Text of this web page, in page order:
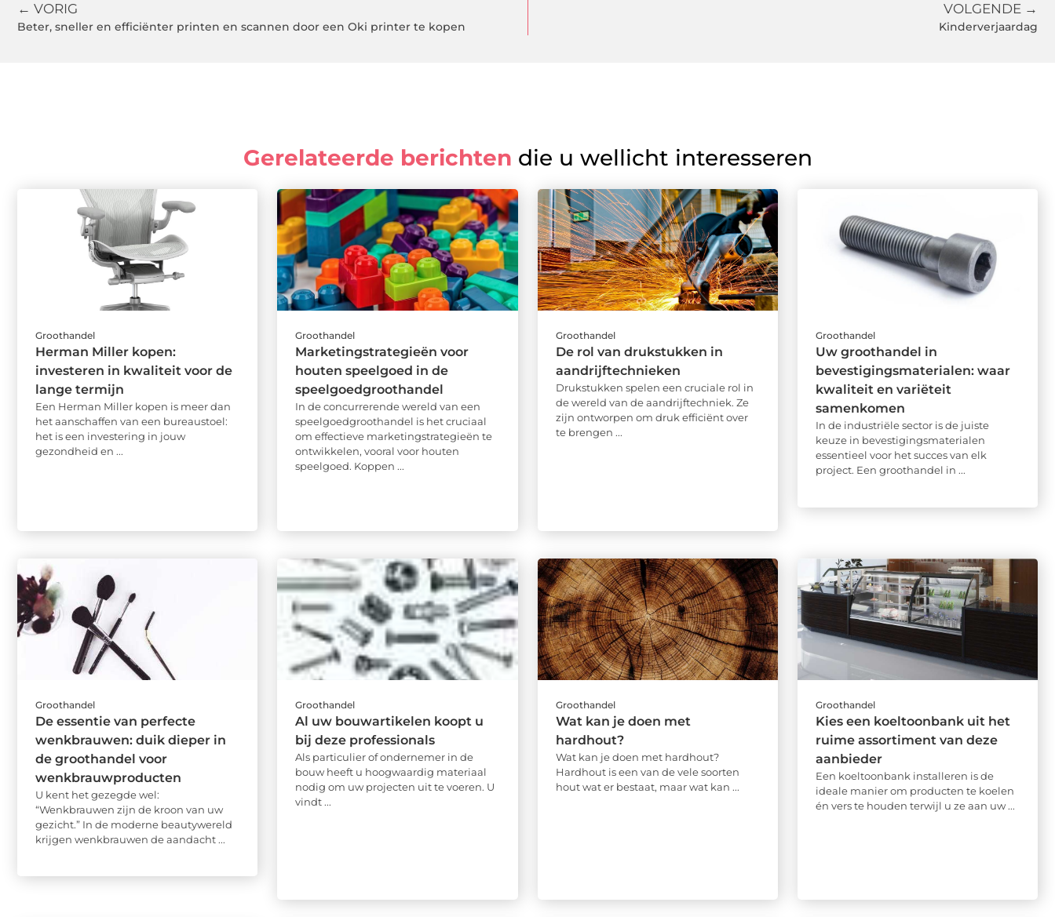
← VORIG
Beter, sneller en efficiënter printen en scannen door een Oki printer te kopen
VOLGENDE →
Kinderverjaardag
Gerelateerde berichten die u wellicht interesseren
Groothandel
Herman Miller kopen:
investeren in kwaliteit voor de
lange termijn
Een Herman Miller kopen is meer dan
het aanschaffen van een bureaustoel:
het is een investering in jouw
gezondheid en ...
Groothandel
Marketingstrategieën voor
houten speelgoed in de
speelgoedgroothandel
In de concurrerende wereld van een
speelgoedgroothandel is het cruciaal
om effectieve marketingstrategieën te
ontwikkelen, vooral voor houten
speelgoed. Koppen ...
Groothandel
De rol van drukstukken in
aandrijftechnieken
Drukstukken spelen een cruciale rol in
de wereld van de aandrijftechniek. Ze
zijn ontworpen om druk efficiënt over
te brengen ...
Groothandel
Uw groothandel in
bevestigingsmaterialen: waar
kwaliteit en variëteit
samenkomen
In de industriële sector is de juiste
keuze in bevestigingsmaterialen
essentieel voor het succes van elk
project. Een groothandel in ...
Groothandel
De essentie van perfecte
wenkbrauwen: duik dieper in
de groothandel voor
wenkbrauwproducten
U kent het gezegde wel:
“Wenkbrauwen zijn de kroon van uw
gezicht.” In de moderne beautywereld
krijgen wenkbrauwen de aandacht ...
Groothandel
Al uw bouwartikelen koopt u
bij deze professionals
Als particulier of ondernemer in de
bouw heeft u hoogwaardig materiaal
nodig om uw projecten uit te voeren. U
vindt ...
Groothandel
Wat kan je doen met
hardhout?
Wat kan je doen met hardhout?
Hardhout is een van de vele soorten
hout wat er bestaat, maar wat kan ...
Groothandel
Kies een koeltoonbank uit het
ruime assortiment van deze
aanbieder
Een koeltoonbank installeren is de
ideale manier om producten te koelen
én vers te houden terwijl u ze aan uw ...